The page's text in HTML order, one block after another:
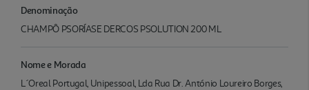
Denominação
CHAMPÔ PSORÍASE DERCOS PSOLUTION 200 ML
Nome e Morada
L´Oreal Portugal, Unipessoal, Lda Rua Dr. António Loureiro Borges,